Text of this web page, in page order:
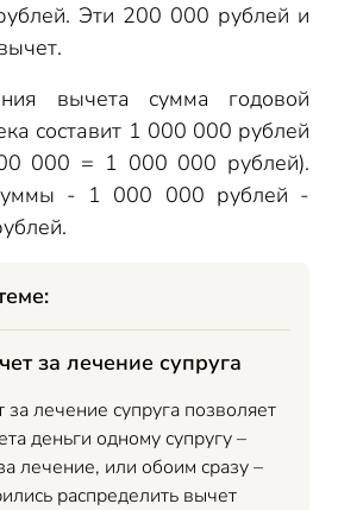
Эти 200 000 рублей и
вычета сумма годовой
составит 1 000 000 рублей
000 = 1 000 000 рублей).
- 1 000 000 рублей -
за лечение супруга
лечение супруга позволяет
деньги одному супругу –
лечение, или обоим сразу –
распределить вычет